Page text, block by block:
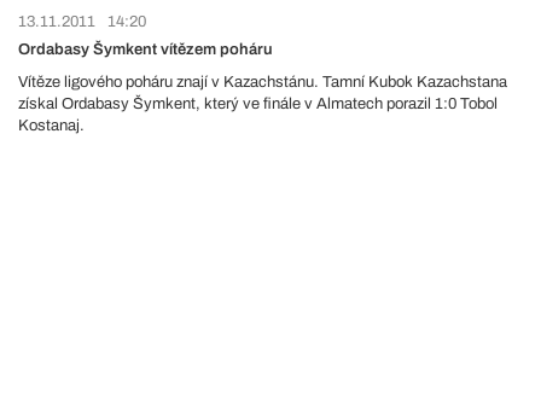
13.11.2011
14:20
Ordabasy Šymkent vítězem poháru
Vítěze ligového poháru znají v Kazachstánu. Tamní Kubok Kazachstana
získal Ordabasy Šymkent, který ve finále v Almatech porazil 1:0 Tobol
Kostanaj.